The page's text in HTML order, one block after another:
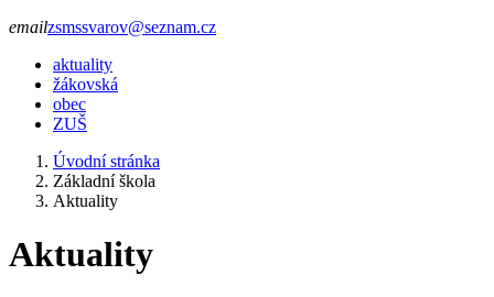
emailzsmssvarov@seznam.cz
aktuality
žákovská
obec
ZUŠ
Úvodní stránka
Základní škola
Aktuality
Aktuality